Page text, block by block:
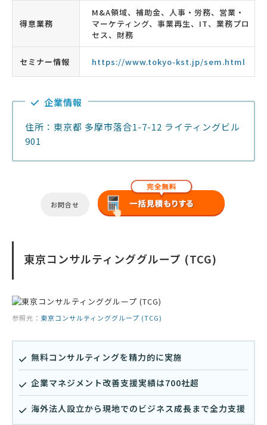
得意業務
M&A領域、補助金、人事・労務、営業・
マーケティング、事業再生、IT、業務プロ
セス、財務
セミナー情報 https://www.tokyo-kst.jp/sem.html
企業情報
住所：東京都 多摩市落合1-7-12 ライティングビル
901
お問合せ
東京コンサルティンググループ (TCG)
参照元： 東京コンサルティンググループ (TCG)
無料コンサルティングを精力的に実施
企業マネジメント改善支援実績は700社超
海外法人設立から現地でのビジネス成長まで全力支援